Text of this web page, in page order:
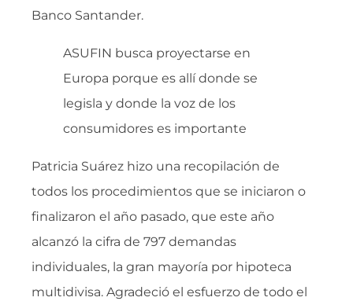
Banco Santander.
ASUFIN busca proyectarse en
Europa porque es allí donde se
legisla y donde la voz de los
consumidores es importante
Patricia Suárez hizo una recopilación de
todos los procedimientos que se iniciaron o
finalizaron el año pasado, que este año
alcanzó la cifra de 797 demandas
individuales, la gran mayoría por hipoteca
multidivisa. Agradeció el esfuerzo de todo el